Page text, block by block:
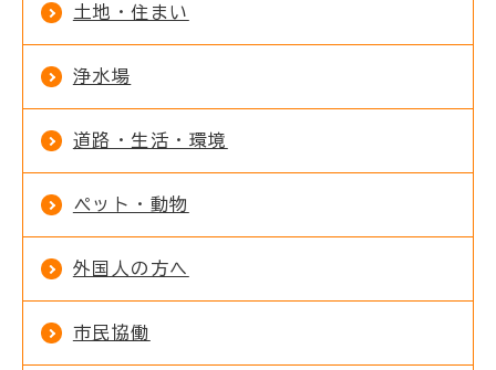
土地・住まい
浄水場
道路・生活・環境
ペット・動物
外国人の方へ
市民協働